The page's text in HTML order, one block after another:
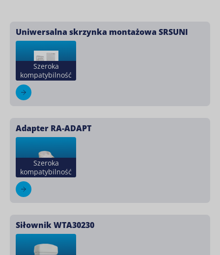
Uniwersalna skrzynka montażowa SRSUNI
Szeroka
kompatybilność
Adapter RA-ADAPT
Szeroka
kompatybilność
Siłownik WTA30230